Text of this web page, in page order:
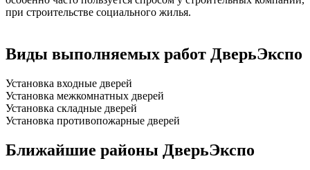
при строительстве социального жилья.
Виды выполняемых работ ДверьЭкспо
Установка входные дверей
Установка межкомнатных дверей
Установка складные дверей
Установка противопожарные дверей
Ближайшие районы ДверьЭкспо